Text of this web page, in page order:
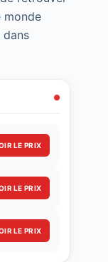
monde
dans
LE PRIX
LE PRIX
LE PRIX